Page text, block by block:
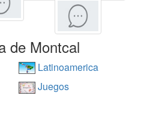
de Montcal
Latinoamerica
Juegos